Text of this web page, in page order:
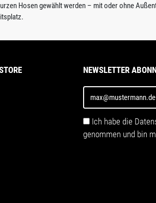
Hosen gewählt werden – mit oder ohne
NEWSLETTER
Ich habe die
genommen und bin